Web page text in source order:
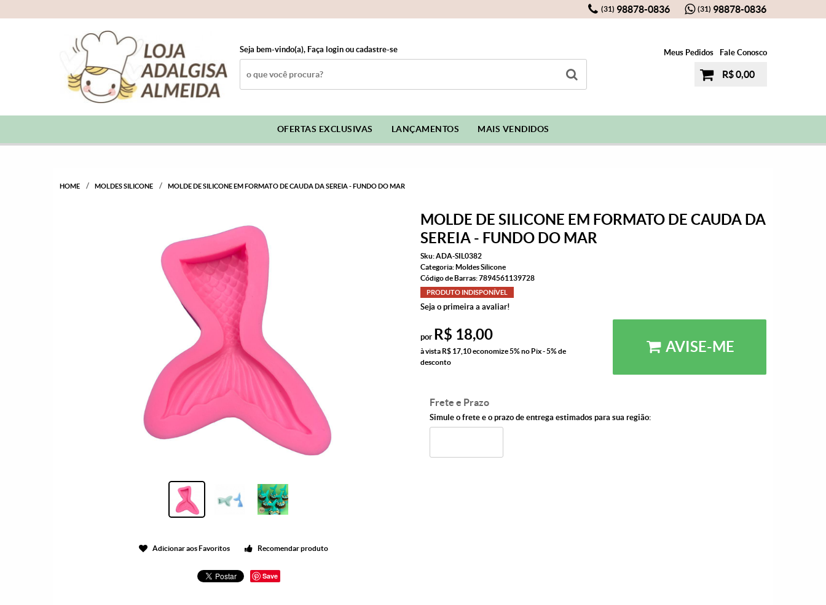
(31) 98878-0836 (31) 98878-0836
Seja bem-vindo(a), Faça login ou cadastre-se Meus Pedidos Fale Conosco
R$ 0,00
OFERTAS EXCLUSIVAS LANÇAMENTOS MAIS VENDIDOS
HOME MOLDES SILICONE MOLDE DE SILICONE EM FORMATO DE CAUDA DA SEREIA - FUNDO DO MAR
Adicionar aos Favoritos Recomendar produto
Save
MOLDE DE SILICONE EM FORMATO DE CAUDA DA
SEREIA - FUNDO DO MAR
Sku:ADA-SIL0382
Categoria:Moldes Silicone
Código de Barras:7894561139728
PRODUTO INDISPONÍVEL
Seja o primeira a avaliar!
por R$ 18,00
à vista R$ 17,10economize5%no Pix - 5% de
desconto
AVISE-ME
Frete e Prazo
Simule o frete e o prazo de entrega estimados para sua região: